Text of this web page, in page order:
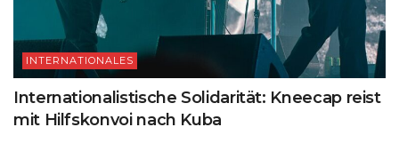
INTERNATIONALES
Internationalistische Solidarität: Kneecap reist
mit Hilfskonvoi nach Kuba